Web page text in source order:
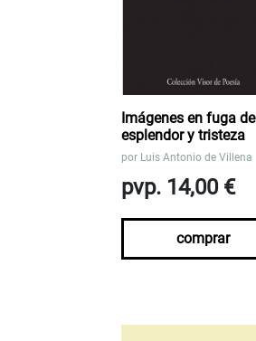
Imágenes en fuga de
esplendor y tristeza
por Luis Antonio de Villena
pvp. 14,00 €
comprar